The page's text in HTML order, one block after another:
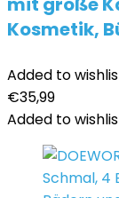
Kosmetik,
Added to
€35,99
Added to